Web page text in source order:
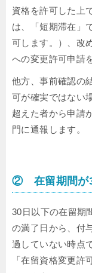
資格を許可した上
は、「短期滞在」
可します。）、改
への変更許可申請
他方、事前確認の
可が確実ではない
超えた者から申請
門に通報します。
② 在留期間が
30日以下の在留期
の満了日から、付
過していない時点で
「在留資格変更許